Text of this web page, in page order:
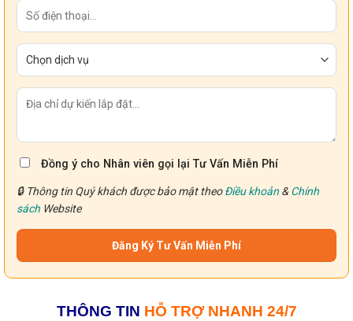
Đồng ý cho Nhân viên gọi lại Tư Vấn Miễn Phí
🔒 Thông tin Quý khách được bảo mật theoĐiều khoản & Chính
sách Website
THÔNG TIN HỖ TRỢ NHANH 24/7